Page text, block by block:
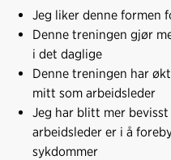
Jeg liker denne formen
Denne treningen gjør
i det daglige
Denne treningen har
mitt som arbeidsleder
Jeg har blitt mer
arbeidsleder er i å
sykdommer